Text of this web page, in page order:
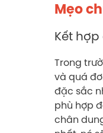
Mẹo
Kết
Trong
và quá
đặc sắc
phù hợp
chân